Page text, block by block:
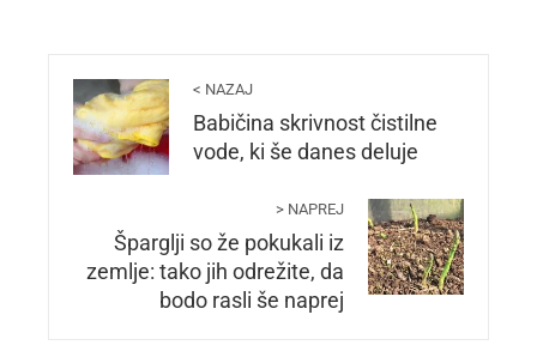
< NAZAJ
Babičina skrivnost čistilne
vode, ki še danes deluje
> NAPREJ
Šparglji so že pokukali iz
zemlje: tako jih odrežite, da
bodo rasli še naprej